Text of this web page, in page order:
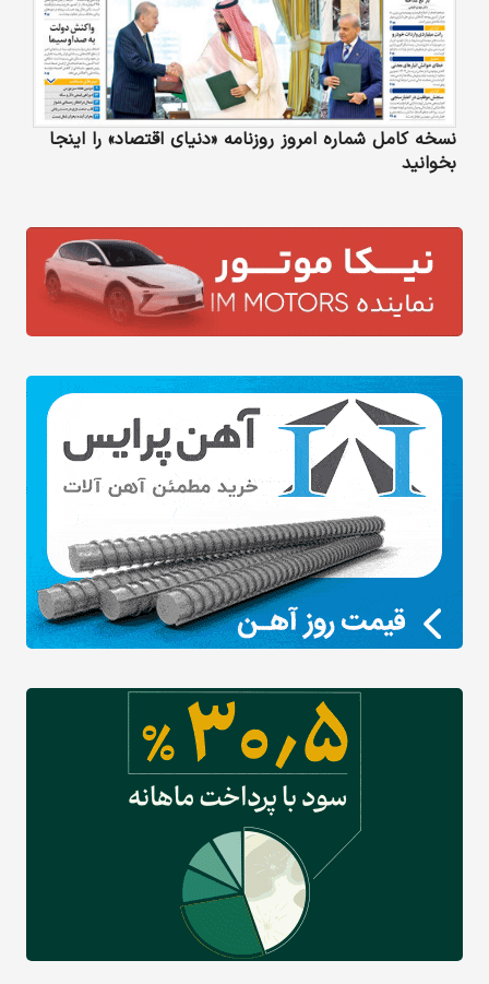
نسخه کامل شماره امروز روزنامه «دنیای‌ اقتصاد» را اینجا
بخوانید